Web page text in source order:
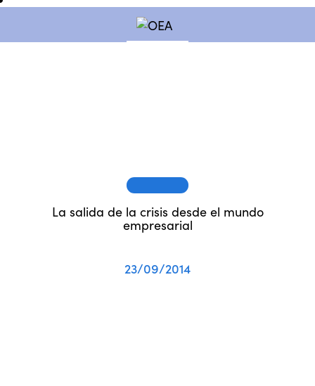
La salida de la crisis desde el mundo
empresarial
23/09/2014